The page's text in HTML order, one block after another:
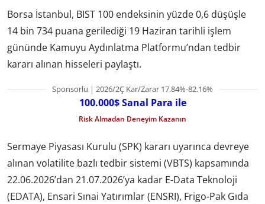
Borsa İstanbul, BIST 100 endeksinin yüzde 0,6 düşüşle
14 bin 734 puana gerilediği 19 Haziran tarihli işlem
gününde Kamuyu Aydınlatma Platformu’ndan tedbir
kararı alınan hisseleri paylaştı.
Sponsorlu | 2026/2Ç Kar/Zarar 17.84%-82.16%
100.000$ Sanal Para ile
Risk Almadan Deneyim Kazanın
Sermaye Piyasası Kurulu (SPK) kararı uyarınca devreye
alınan volatilite bazlı tedbir sistemi (VBTS) kapsamında
22.06.2026’dan 21.07.2026’ya kadar E-Data Teknoloji
(EDATA), Ensari Sınai Yatırımlar (ENSRI), Frigo-Pak Gıda